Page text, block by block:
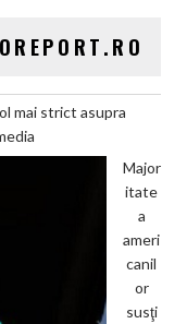
mai strict asupra
Major
itate
a
ameri
canil
or
susţi